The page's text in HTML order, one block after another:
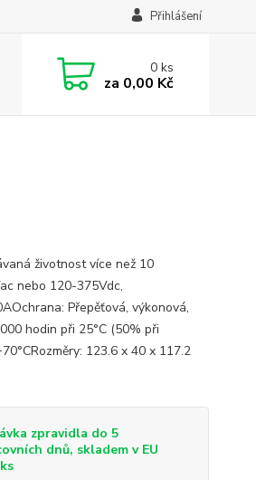
Přihlášení
0ks
za 0,00 Kč
životnost více než 10
nebo 120-375Vdc,
Přepěťová, výkonová,
hodin při 25°C (50% při
123.6 x 40 x 117.2
zpravidla do 5
dnů, skladem v EU